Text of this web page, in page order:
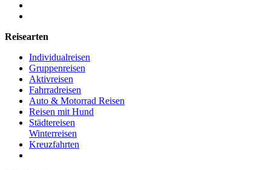
Reisearten
Individualreisen
Gruppenreisen
Aktivreisen
Fahrradreisen
Auto & Motorrad Reisen
Reisen mit Hund
Städtereisen
Winterreisen
Kreuzfahrten